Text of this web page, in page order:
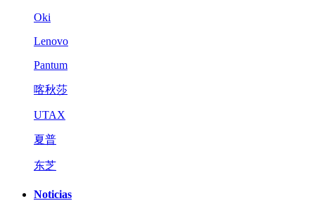
Oki
Lenovo
Pantum
喀秋莎
UTAX
夏普
东芝
Noticias